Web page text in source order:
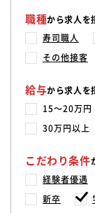
職種から求人を
寿司職人
その他接客
給与から求人を
15〜20万円
30万円以上
こだわり条件
経験者優遇
新卒